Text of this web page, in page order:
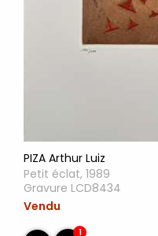
PIZA Arthur Luiz
Petit éclat, 1989
Gravure LCD8434
Vendu
1